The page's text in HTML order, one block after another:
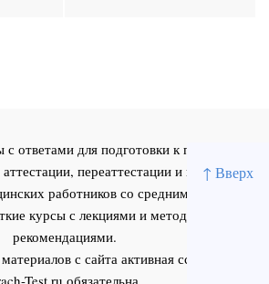
↑ Вверх
ответами для подготовки к первичной
переаттестации и повышения
работников со средним и высшим
курсы с лекциями и методическими
рекомендациями.
с сайта активная ссылка на
Test.ru обязательна.